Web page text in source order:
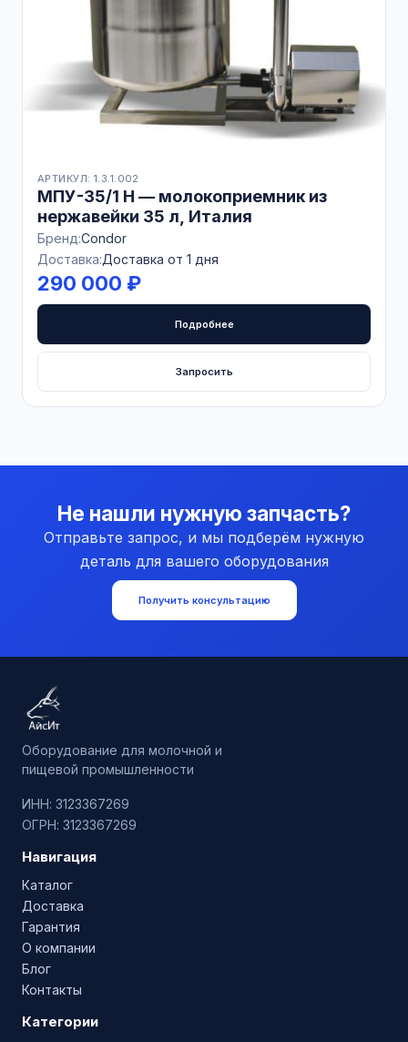
АРТИКУЛ: 1.3.1.002
МПУ-35/1 Н — молокоприемник из
нержавейки 35 л, Италия
Бренд:Condor
Доставка:Доставка от 1 дня
290 000 ₽
Подробнее
Запросить
Не нашли нужную запчасть?
Отправьте запрос, и мы подберём нужную
деталь для вашего оборудования
Получить консультацию
Оборудование для молочной и
пищевой промышленности
ИНН: 3123367269
ОГРН: 3123367269
Навигация
Каталог
Доставка
Гарантия
О компании
Блог
Контакты
Категории